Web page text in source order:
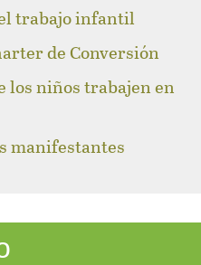
trabajo infantil
de Conversión
los niños trabajen en
manifestantes